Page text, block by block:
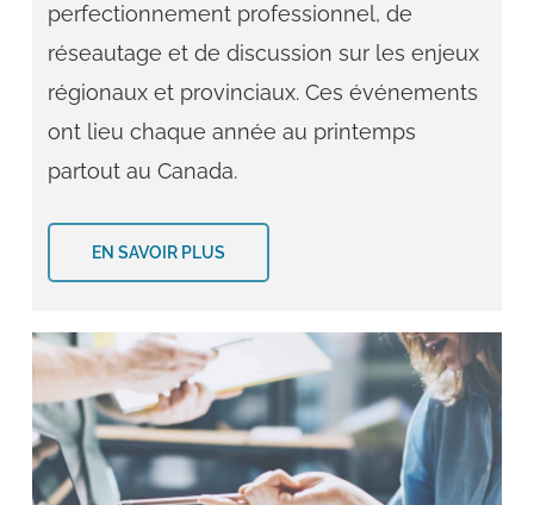
perfectionnement professionnel, de
réseautage et de discussion sur les enjeux
régionaux et provinciaux. Ces événements
ont lieu chaque année au printemps
partout au Canada.
EN SAVOIR PLUS